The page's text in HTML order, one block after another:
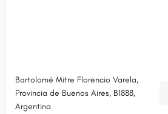
Bartolomé Mitre Florencio Varela,
Provincia de Buenos Aires, B1888,
Argentina